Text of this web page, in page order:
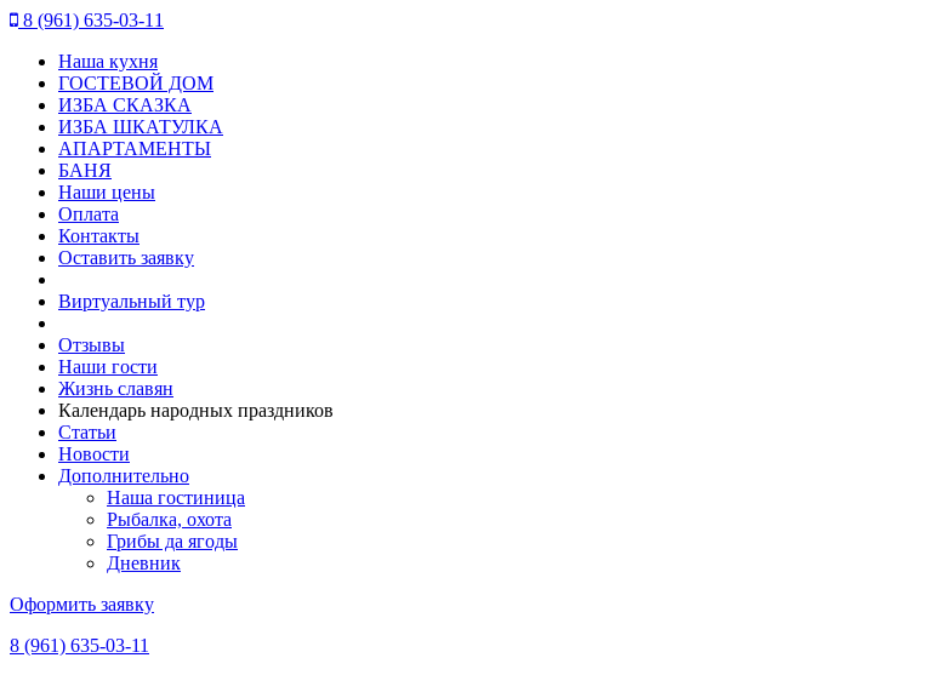
8 (961) 635-03-11
Наша кухня
ГОСТЕВОЙ ДОМ
ИЗБА СКАЗКА
ИЗБА ШКАТУЛКА
АПАРТАМЕНТЫ
БАНЯ
Наши цены
Оплата
Контакты
Оставить заявку
Виртуальный тур
Отзывы
Наши гости
Жизнь славян
Календарь народных праздников
Статьи
Новости
Дополнительно
Наша гостиница
Рыбалка, охота
Грибы да ягоды
Дневник
Оформить заявку
8 (961) 635-03-11